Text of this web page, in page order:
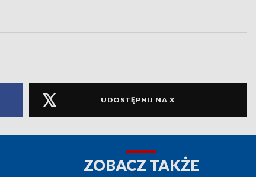
UDOSTĘPNIJ NA X
ZOBACZ TAKŻE